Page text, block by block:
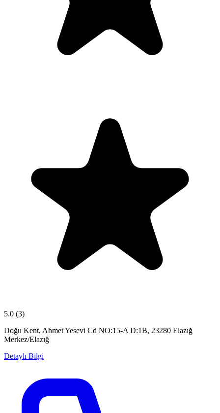
5.0 (3)
Doğu Kent, Ahmet Yesevi Cd NO:15-A D:1B, 23280 Elazığ
Merkez/Elazığ
Detaylı Bilgi